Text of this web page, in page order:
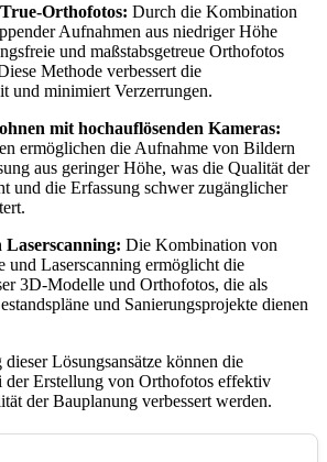
Orthofotos: Durch die Kombination
Aufnahmen aus niedriger Höhe
und maßstabsgetreue Orthofotos
Methode verbessert die
und minimiert Verzerrungen.
mit hochauflösenden Kameras:
ermöglichen die Aufnahme von Bildern
aus geringer Höhe, was die Qualität der
und die Erfassung schwer zugänglicher
Die Kombination von
und Laserscanning ermöglicht die
3D-Modelle und Orthofotos, die als
und Sanierungsprojekte dienen
Lösungsansätze können die
der Erstellung von Orthofotos effektiv
der Bauplanung verbessert werden.